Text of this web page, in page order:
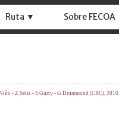
Ruta ▼ Sobre FECOA
- Z.Selis - S.Guity - G.Drummond (CRC), 2016